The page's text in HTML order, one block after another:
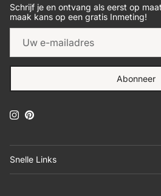
Schrijf je en ontvang als eerst op
maak kans op een gratis Inmeting!
Abonneer
Instagram
Pinterest
Snelle Links